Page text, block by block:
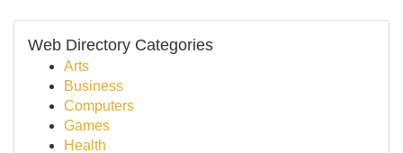
Web Directory Categories
Arts
Business
Computers
Games
Health